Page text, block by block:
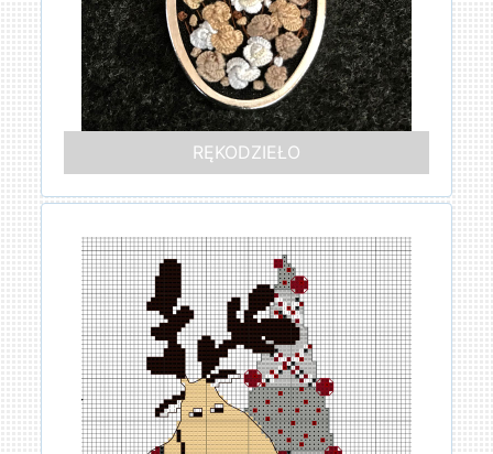
RĘKODZIEŁO